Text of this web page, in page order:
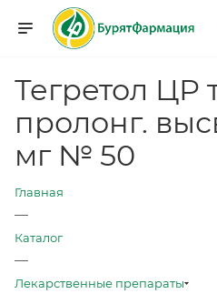
Тегретол ЦР
пролонг.
мг № 50
Главная
—
Каталог
—
Лекарственные препараты